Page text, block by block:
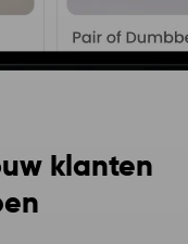
klanten